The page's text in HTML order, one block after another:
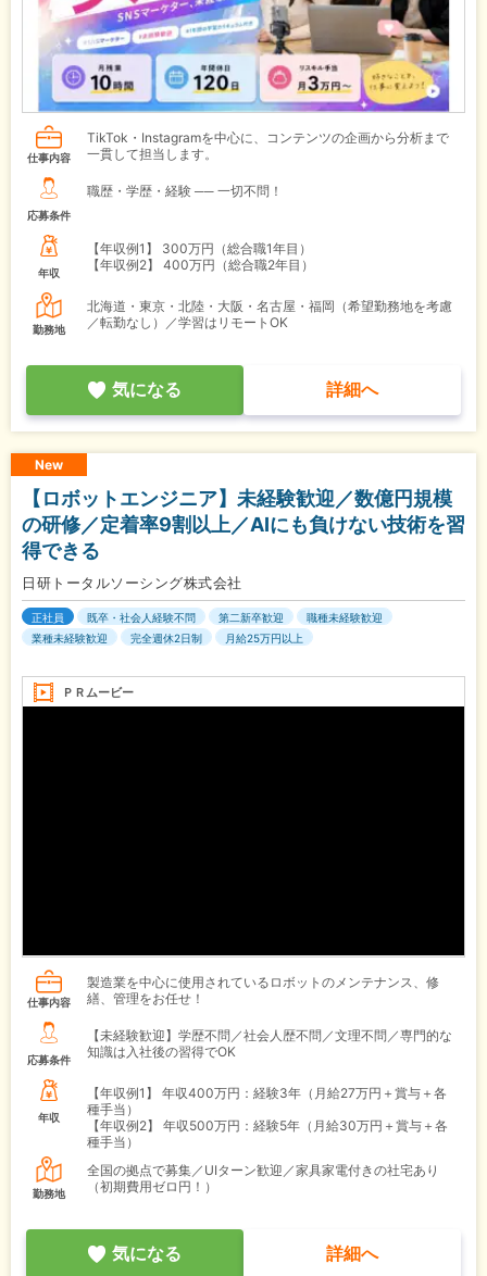
仕事内容
TikTok・Instagramを中心に、コンテンツの企画から分析まで
一貫して担当します。
応募条件
職歴・学歴・経験 ── 一切不問！
年収
【年収例1】
300万円（総合職1年目）
【年収例2】
400万円（総合職2年目）
勤務地
北海道・東京・北陸・大阪・名古屋・福岡（希望勤務地を考慮
／転勤なし）／学習はリモートOK
気になる 詳細へ
New
【ロボットエンジニア】未経験歓迎／数億円規模
の研修／定着率9割以上／AIにも負けない技術を習
得できる
日研トータルソーシング株式会社
正社員 既卒・社会人経験不問 第二新卒歓迎
職種未経験歓迎
業種未経験歓迎
完全週休2日制 月給25万円以上
ＰＲムービー
仕事内容
製造業を中心に使用されているロボットのメンテナンス、修
繕、管理をお任せ！
応募条件
【未経験歓迎】学歴不問／社会人歴不問／文理不問／専門的な
知識は入社後の習得でOK
年収
【年収例1】
年収400万円：経験3年（月給27万円＋賞与＋各
種手当）
【年収例2】
年収500万円：経験5年（月給30万円＋賞与＋各
種手当）
勤務地
全国の拠点で募集／UIターン歓迎／家具家電付きの社宅あり
（初期費用ゼロ円！）
気になる 詳細へ